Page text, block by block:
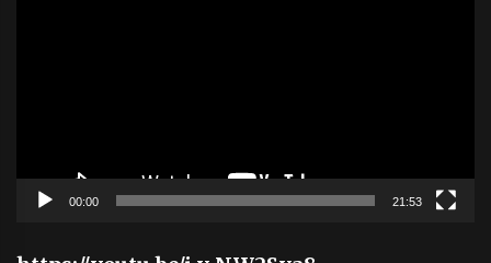
00:00 21:53